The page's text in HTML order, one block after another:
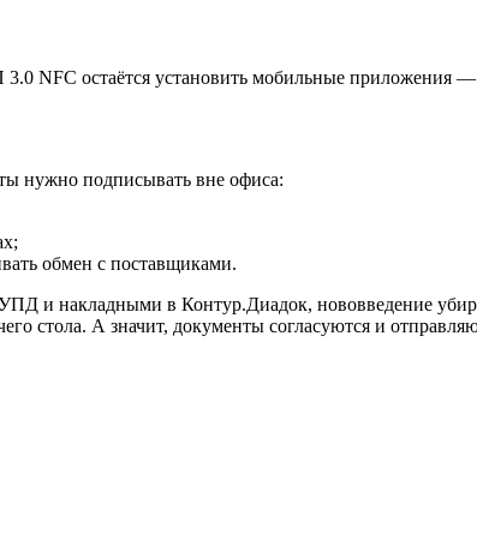
NFC остаётся установить мобильные приложения
нужно подписывать вне офиса:
обмен с поставщиками.
и накладными в Контур.Диадок, нововведение
стола. А значит, документы согласуются и